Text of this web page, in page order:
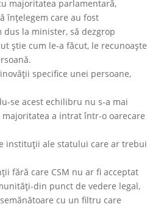
majoritatea parlamentară,
înţelegem care au fost
la minister, să dezgrop
ştie cum le-a făcut, le recunoaşte
specifice unei persoane,
se acest echilibru nu s-a mai
a intrat într-o oarecare
instituţii ale statului care ar trebui
fără care CSM nu ar fi acceptat
din punct de vedere legal,
cu un filtru care